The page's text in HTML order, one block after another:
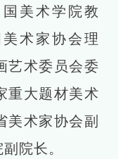
美术学院教
术家协会理
艺术委员会委
重大题材美术
美术家协会副
院长。